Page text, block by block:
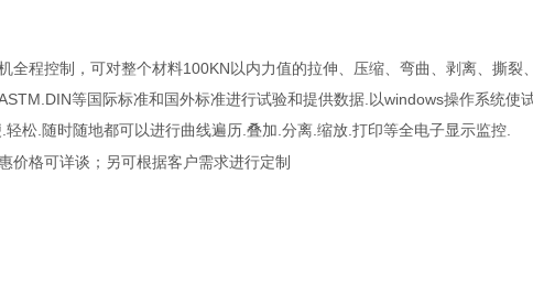
全程控制，可对整个材料100KN以内力值的拉伸、压缩、弯曲、剥离、撕裂
等国际标准和国外标准进行试验和提供数据.以windows操作系统使
松.随时随地都可以进行曲线遍历.叠加.分离.缩放.打印等全电子显示监控.
价格可详谈；另可根据客户需求进行定制